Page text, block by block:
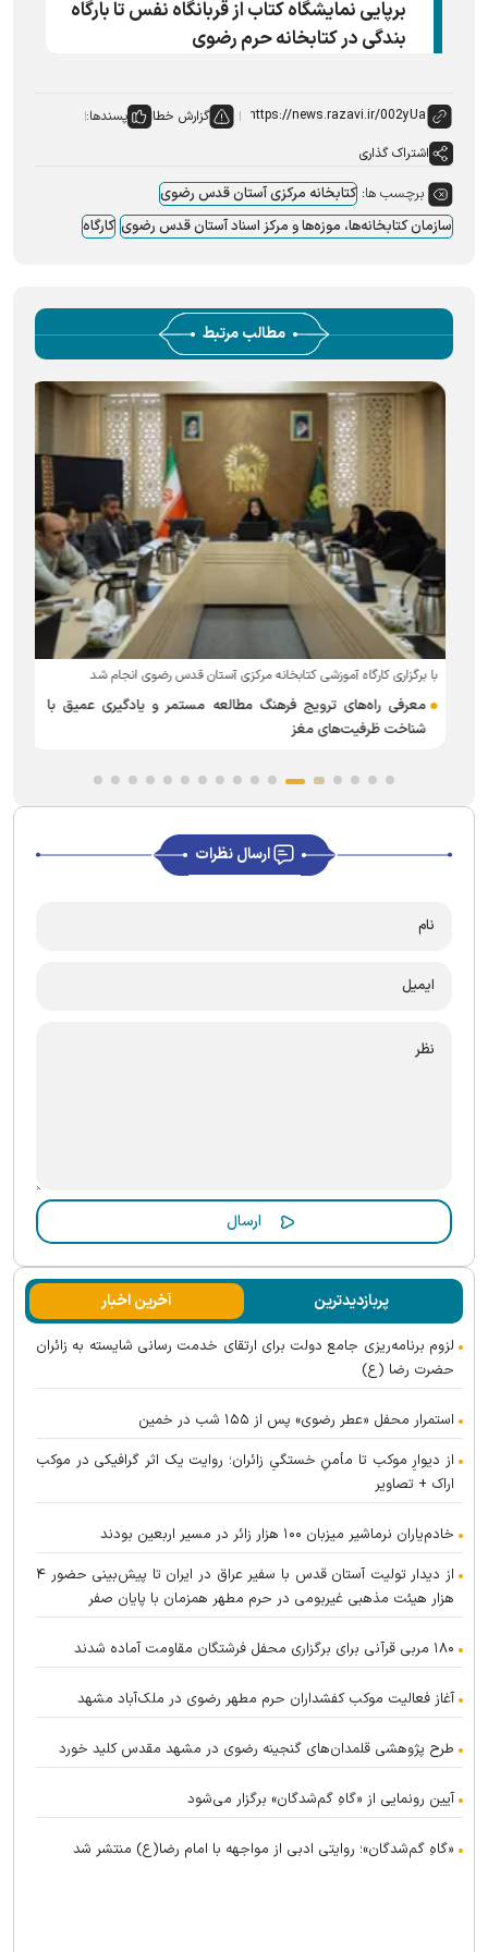
برپایی نمایشگاه کتاب از قربانگاه نفس تا بارگاه
بندگی در کتابخانه حرم رضوی
گزارش خطا
پسندها:
اشتراک گذاری
برچسب ها: کتابخانه مرکزی آستان قدس رضوی
سازمان کتابخانه‌ها، موزه‌ها و مرکز اسناد آستان قدس رضوی کارگاه
مطالب مرتبط
با برگزاری کارگاه آموزشی کتابخانه مرکزی آستان قدس رضوی انجام شد
معرفی راه‌های ترویج فرهنگ مطالعه مستمر و یادگیری عمیق با
شناخت ظرفیت‌های مغز
ارسال نظرات
پربازدیدترین آخرین اخبار
لزوم برنامه‌ریزی جامع دولت برای ارتقای خدمت رسانی شایسته به زائران
حضرت رضا (ع)
استمرار محفل «عطر رضوی» پس از ۱۵۵ شب در خمین
از دیوارِ موکب تا مأمنِ خستگیِ زائران؛ روایت یک اثر گرافیکی در موکب
اراک + تصاویر
خادم‌یاران نرماشیر میزبان ۱۰۰ هزار زائر در مسیر اربعین بودند
از دیدار تولیت آستان قدس با سفیر عراق در ایران تا پیش‌بینی حضور ۴
هزار هیئت مذهبی غیربومی در حرم مطهر همزمان با پایان صفر
۱۸۰ مربی قرآنی برای برگزاری محفل فرشتگان مقاومت آماده شدند
آغاز فعالیت موکب کفشداران حرم مطهر رضوی در ملک‌آباد مشهد
طرح پژوهشی قلمدان‌های گنجینه رضوی در مشهد مقدس کلید خورد
آیین رونمایی از «گاهِ گم‌شدگان» برگزار می‌شود
«گاهِ گم‌شدگان»؛ روایتی ادبی از مواجهه با امام رضا(ع) منتشر شد